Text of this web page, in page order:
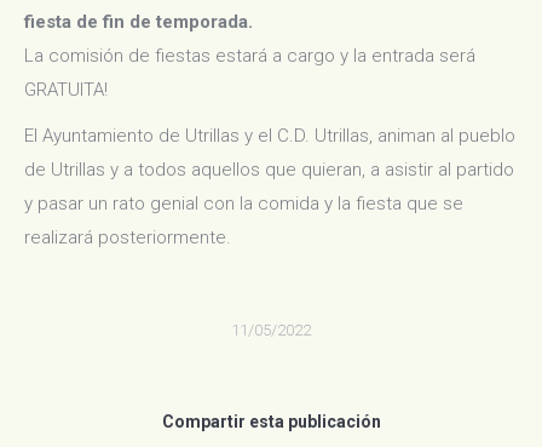
fiesta de fin de temporada.
La comisión de fiestas estará a cargo y la entrada será
GRATUITA!
El Ayuntamiento de Utrillas y el C.D. Utrillas, animan al pueblo
de Utrillas y a todos aquellos que quieran, a asistir al partido
y pasar un rato genial con la comida y la fiesta que se
realizará posteriormente.
11/05/2022
Compartir esta publicación